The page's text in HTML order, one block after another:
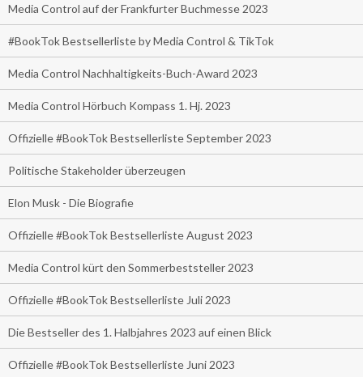
Media Control auf der Frankfurter Buchmesse 2023
#BookTok Bestsellerliste by Media Control & TikTok
Media Control Nachhaltigkeits-Buch-Award 2023
Media Control Hörbuch Kompass 1. Hj. 2023
Offizielle #BookTok Bestsellerliste September 2023
Politische Stakeholder überzeugen
Elon Musk - Die Biografie
Offizielle #BookTok Bestsellerliste August 2023
Media Control kürt den Sommerbeststeller 2023
Offizielle #BookTok Bestsellerliste Juli 2023
Die Bestseller des 1. Halbjahres 2023 auf einen Blick
Offizielle #BookTok Bestsellerliste Juni 2023